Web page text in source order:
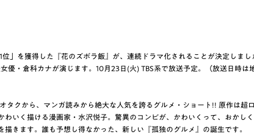
」を獲得した『花のズボラ飯』が、連続ドラマ化されることが決定しまし
優・倉科カナが演じます。10月23日(火) TBS系で放送予定。（放送日時は
タクから、マンガ読みから絶大な人気を誇るグルメ・ショート!! 原作は超
わいく描ける漫画家・水沢悦子。驚異のコンビが、かわいくって、おかし
きます。誰も予想し得なかった、新しい『孤独のグルメ』の誕生です。